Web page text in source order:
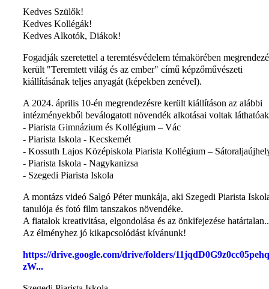
Kedves Szülők!
Kedves Kollégák!
Kedves Alkotók, Diákok!
Fogadják szeretettel a teremtésvédelem témakörében
került "Teremtett világ és az ember" című képzőművészeti
kiállításának teljes anyagát (képekben zenével).
A 2024. április 10-én megrendezésre került kiállításon az alábbi
intézményekből beválogatott növendék alkotásai voltak
- Piarista Gimnázium és Kollégium – Vác
- Piarista Iskola - Kecskemét
- Kossuth Lajos Középiskola Piarista Kollégium –
- Piarista Iskola - Nagykanizsa
- Szegedi Piarista Iskola
A montázs videó Salgó Péter munkája, aki Szegedi Piarista
tanulója és fotó film tanszakos növendéke.
A fiatalok kreativitása, elgondolása és az önkifejezése
Az élményhez jó kikapcsolódást kívánunk!
https://drive.google.com/drive/folders/
zW...